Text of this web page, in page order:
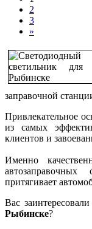
2
3
»
заправочной
Привлекательное
из самых
клиентов и
Именно
автозаправочных
притягивает
Вас заинтересовали
Рыбинске?